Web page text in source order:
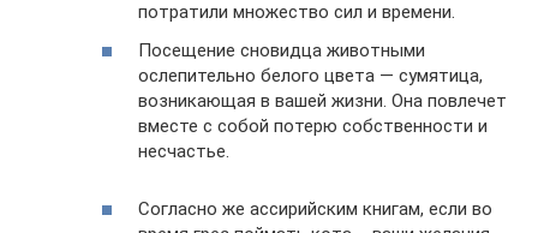
потратили множество сил и времени.
Посещение сновидца животными
ослепительно белого цвета — сумятица,
возникающая в вашей жизни. Она повлечет
вместе с собой потерю собственности и
несчастье.
Согласно же ассирийским книгам, если во